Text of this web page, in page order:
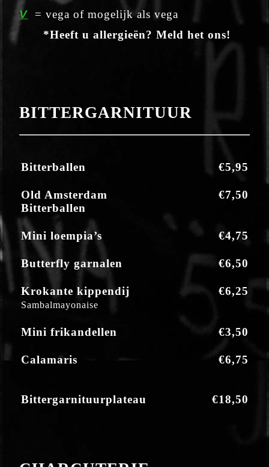
V
= vega of mogelijk als vega
*Heeft u allergieën? Meld het ons!
BITTERGARNITUUR
Bitterballen €5,95
Old Amsterdam
Bitterballen
€7,50
Mini loempia’s €4,75
Butterfly garnalen €6,50
Krokante kippendij
Sambalmayonaise
€6,25
Mini frikandellen €3,50
Calamaris €6,75
Bittergarnituurplateau €18,50